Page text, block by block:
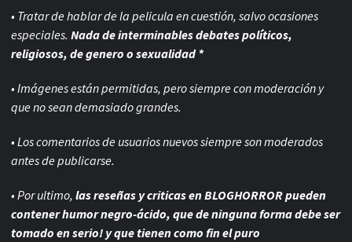
• Tratar de hablar de la pelicula en cuestión, salvo ocasiones
especiales. Nada de interminables debates políticos,
religiosos, de genero o sexualidad *
• Imágenes están permitidas, pero siempre conmoderación y
que no sean demasiado grandes.
• Los comentarios de usuarios nuevos siempre son moderados
antes de publicarse.
• Por ultimo, las reseñas y criticas en BLOGHORROR pueden
contener humor negro-ácido, que de ninguna forma debe ser
tomado en serio! y que tienen como fin el puro